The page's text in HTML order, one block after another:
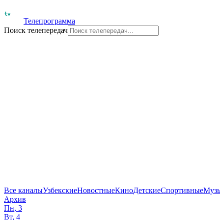
Телепрограмма
Поиск телепередач
Все каналыУзбекскиеНовостныеКиноДетскиеСпортивные
Архив
Пн, 3
Вт, 4